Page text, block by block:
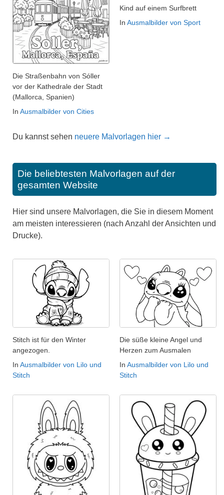
Die Straßenbahn von Sóller
vor der Kathedrale der Stadt
(Mallorca, Spanien)
In Ausmalbilder von Cities
Kind auf einem Surfbrett
In Ausmalbilder von Sport
Du kannst sehen neuere Malvorlagen hier →
Die beliebtesten Malvorlagen auf der
gesamten Website
Hier sind unsere Malvorlagen, die Sie in diesem Moment
am meisten interessieren (nach Anzahl der Ansichten und
Drucke).
Stitch ist für den Winter
angezogen.
In Ausmalbilder von Lilo und
Stitch
Die süße kleine Angel und
Herzen zum Ausmalen
In Ausmalbilder von Lilo und
Stitch